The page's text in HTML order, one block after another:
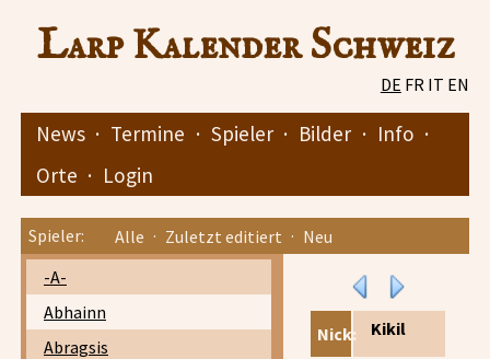
Larp Kalender Schweiz
DE FR IT EN
News · Termine · Spieler · Bilder · Info ·
Orte · Login
Spieler: Alle · Zuletzt editiert · Neu
-A-
Abhainn
Abragsis
Nick: Kikil